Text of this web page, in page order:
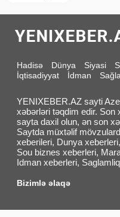
Hadisə Dünya Siyasi
İqtisadiyyat
İdman
YENIXEBER.AZ sayti
xəbərləri təqdim edir. Son
sayta daxil olun, ən son
Saytda müxtəlif
xeberileri, Dunya
Sou biznes xeberleri,
Idman xeberleri,
Bizimlə əlaqə